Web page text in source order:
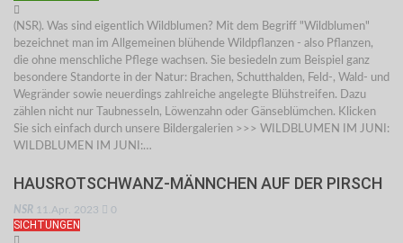
(NSR). Was sind eigentlich Wildblumen? Mit dem Begriff "Wildblumen"
bezeichnet man im Allgemeinen blühende Wildpflanzen - also Pflanzen,
die ohne menschliche Pflege wachsen. Sie besiedeln zum Beispiel ganz
besondere Standorte in der Natur: Brachen, Schutthalden, Feld-, Wald- und
Wegränder sowie neuerdings zahlreiche angelegte Blühstreifen. Dazu
zählen nicht nur Taubnesseln, Löwenzahn oder Gänseblümchen. Klicken
Sie sich einfach durch unsere Bildergalerien >>> WILDBLUMEN IM JUNI:
WILDBLUMEN IM JUNI:…
HAUSROTSCHWANZ-MÄNNCHEN AUF DER PIRSCH
NSR 11.Apr. 2023 0
SICHTUNGEN